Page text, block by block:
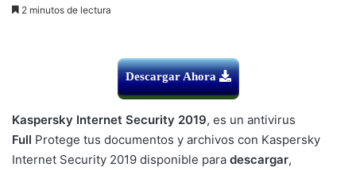
2 minutos de lectura
Descargar Ahora
Kaspersky Internet Security 2019, es un antivirus
Full Protege tus documentos y archivos con Kaspersky
Internet Security 2019 disponible para descargar,